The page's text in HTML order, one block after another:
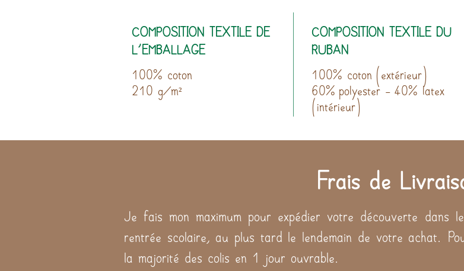
COMPOSITION TEXTILE DE
L'EMBALLAGE
100% coton
210 g/m²
COMPOSITION TEXTILE DU
RUBAN
100% coton (extérieur)
60% polyester - 40% latex
(intérieur)
Frais de
Je fais mon maximum pour expédier votre découverte dans
rentrée scolaire, au plus tard le lendemain de votre achat.
la majorité des colis en 1 jour ouvrable.